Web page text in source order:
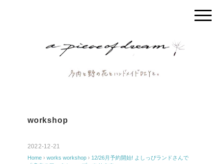
workshop
2022-12-21
Home › works workshop › 12/26月予約開始! よしっぴランドさんで